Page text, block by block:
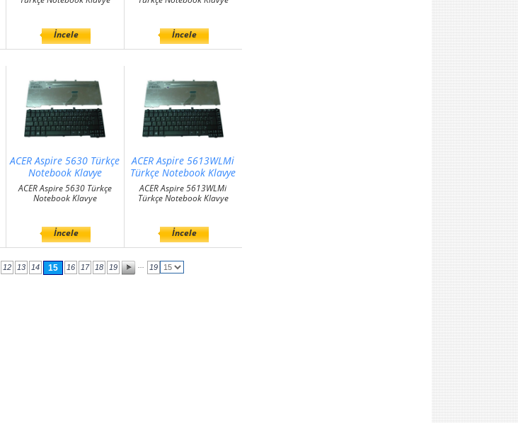
İncele İncele
ACER Aspire 5630 Türkçe
Notebook Klavye
ACER Aspire 5630 Türkçe
Notebook Klavye
İncele
ACER Aspire 5613WLMi
Türkçe Notebook Klavye
ACER Aspire 5613WLMi
Türkçe Notebook Klavye
İncele
12 13 14 15 16 17 18 19 19